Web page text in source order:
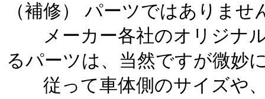
（補修） パーツではありませ
メーカー各社のオリジナル
るパーツは、当然ですが微妙
従って車体側のサイズや、